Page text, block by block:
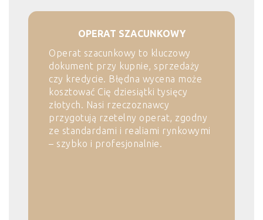
OPERAT SZACUNKOWY
Operat szacunkowy to kluczowy
dokument przy kupnie, sprzedaży
czy kredycie. Błędna wycena może
kosztować Cię dziesiątki tysięcy
złotych. Nasi rzeczoznawcy
przygotują rzetelny operat, zgodny
ze standardami i realiami rynkowymi
– szybko i profesjonalnie.